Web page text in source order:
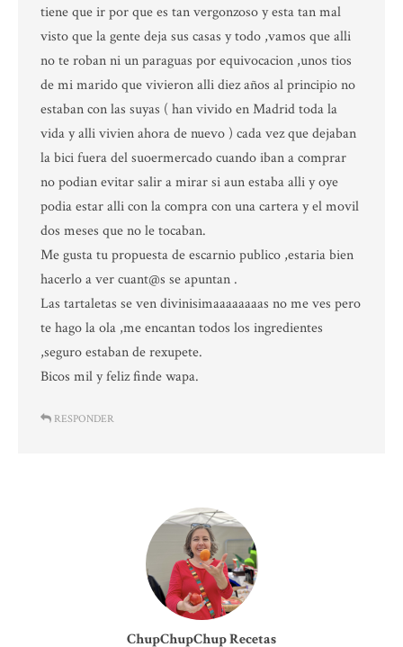
tiene que ir por que es tan vergonzoso y esta tan mal
visto que la gente deja sus casas y todo ,vamos que alli
no te roban ni un paraguas por equivocacion ,unos tios
de mi marido que vivieron alli diez años al principio no
estaban con las suyas ( han vivido en Madrid toda la
vida y alli vivien ahora de nuevo ) cada vez que dejaban
la bici fuera del suoermercado cuando iban a comprar
no podian evitar salir a mirar si aun estaba alli y oye
podia estar alli con la compra con una cartera y el movil
dos meses que no le tocaban.
Me gusta tu propuesta de escarnio publico ,estaria bien
hacerlo a ver cuant@s se apuntan .
Las tartaletas se ven divinisimaaaaaaaas no me ves pero
te hago la ola ,me encantan todos los ingredientes
,seguro estaban de rexupete.
Bicos mil y feliz finde wapa.
RESPONDER
ChupChupChup Recetas